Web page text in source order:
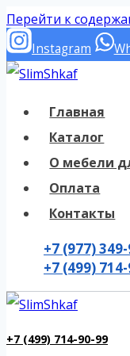
Перейти к
Instagram
Главная
Каталог
О мебели
Оплата
Контакты
+7 (977)
+7 (499)
+7 (499) 714-90-99